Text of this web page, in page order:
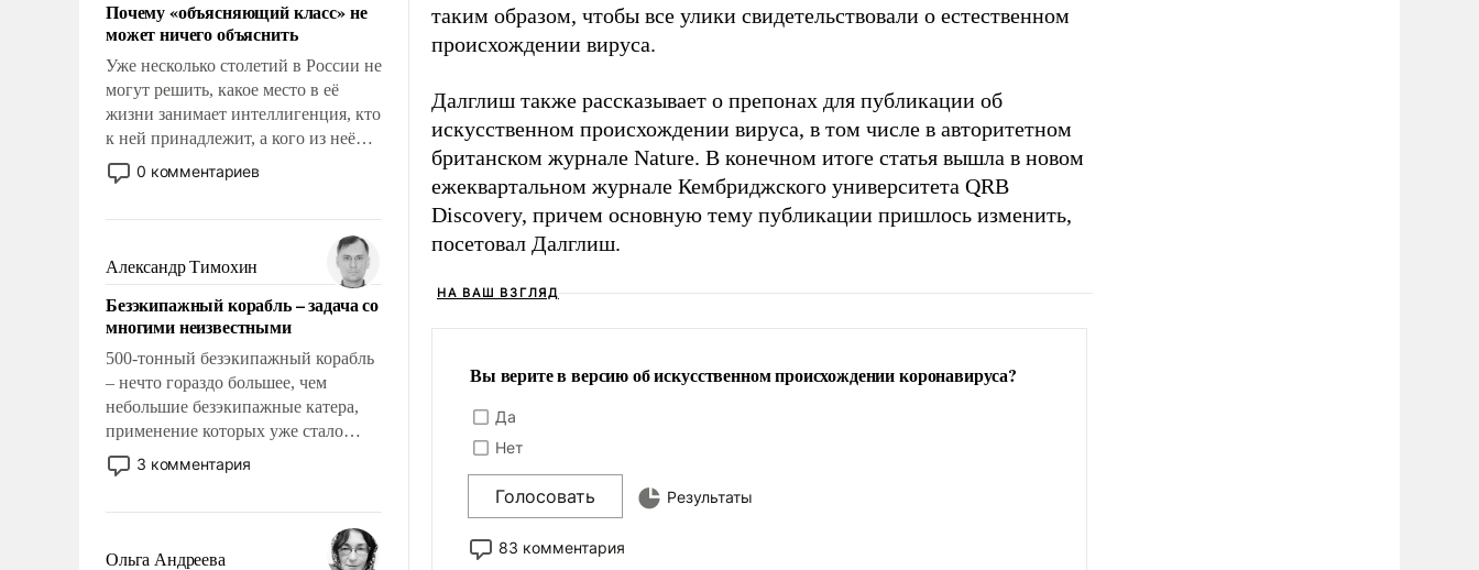
Почему «объясняющий класс» не
может ничего объяснить
Уже несколько столетий в России не
могут решить, какое место в её
жизни занимает интеллигенция, кто
к ней принадлежит, а кого из неё
исключили с правом
восстановления и без оного. И чем
казалось, что эти вопросы решены
раз и навсегда, но – нет, не решены.
0 комментариев
Александр Тимохин
Безэкипажный корабль – задача со
многими неизвестными
500-тонный безэкипажный корабль
– нечто гораздо большее, чем
небольшие безэкипажные катера,
применение которых уже стало
обыденностью. Задача по созданию
такого корабля очень сложна и
реализация радикально поднимет
наши боевые возможности.
3 комментария
Ольга Андреева
таким образом, чтобы все улики свидетельствовали о естественном
происхождении вируса.
Далглиш также рассказывает о препонах для публикации об
искусственном происхождении вируса, в том числе в авторитетном
британском журнале Nature. В конечном итоге статья вышла в новом
ежеквартальном журнале Кембриджского университета QRB
Discovery, причем основную тему публикации пришлось изменить,
посетовал Далглиш.
НА ВАШ ВЗГЛЯД
Вы верите в версию об искусственном происхождении коронавируса?
Да
Нет
Голосовать Результаты
83 комментария